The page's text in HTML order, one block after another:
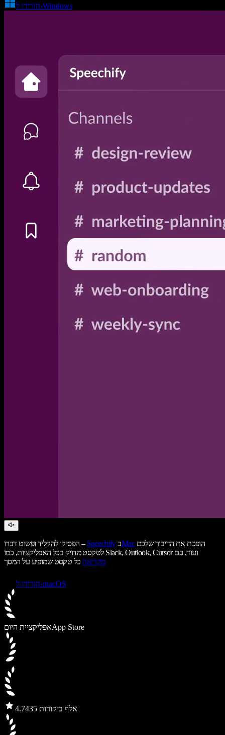
הורידו ל-Windows
הפסיקו להקליד ופשוט דברו – Speechify בMacהופכת את הדיבור שלכם
לטקסט מדויק בכל האפליקציות, כמו Slack, Outlook, Cursor ועוד, וגם
מקריאהכל טקסט שמופיע על המסך
הורידו ל-macOS
אפליקציית היוםApp Store
4.7 435 אלף ביקורות